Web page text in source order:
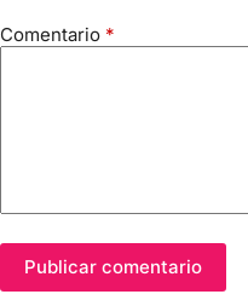
Comentario *
Publicar comentario